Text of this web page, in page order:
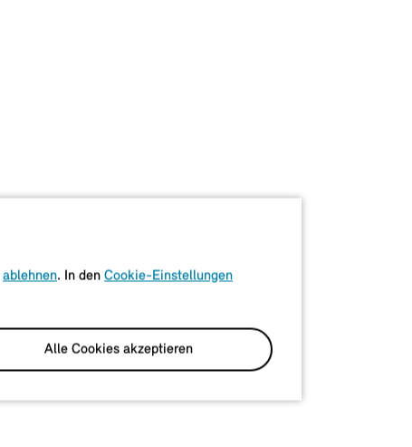
ablehnen. In den Cookie-Einstellungen
Alle Cookies akzeptieren